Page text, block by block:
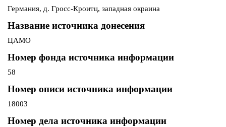
Германия, д. Гросс-Кроитц, западная окраина
Название источника донесения
ЦАМО
Номер фонда источника информации
58
Номер описи источника информации
18003
Номер дела источника информации